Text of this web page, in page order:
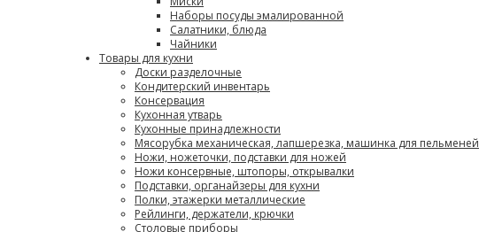
Наборы посуды эмалированной
Салатники, блюда
Чайники
Товары для кухни
Доски разделочные
Кондитерский инвентарь
Консервация
Кухонная утварь
Кухонные принадлежности
Мясорубка механическая, лапшерезка, машинка для пельменей
Ножи, ножеточки, подставки для ножей
Ножи консервные, штопоры, открывалки
Подставки, органайзеры для кухни
Полки, этажерки металлические
Рейлинги, держатели, крючки
Столовые приборы